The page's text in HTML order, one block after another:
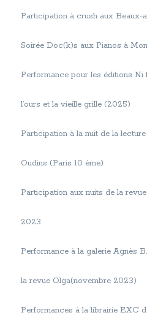
Participation à crush aux Beaux-
Soirée Doc(k)s aux Pianos à
Performance pour les éditions Ni
l’ours et la vieille grille (2025)
Participation à la nuit de la
Oudins (Paris 10 ème)
Participation aux nuits de la
2023
Performance à la galerie Agnès
la revue Olga(novembre 2023)
Performances à la librairie EXC